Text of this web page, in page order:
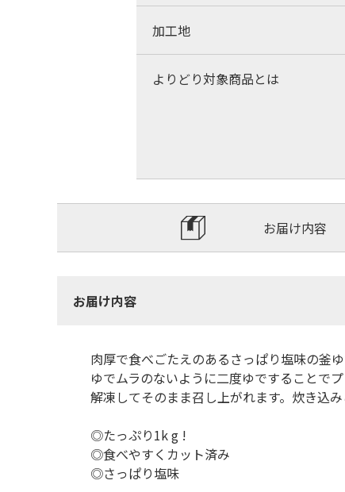
加工地
よりどり対象商品とは
お届け内容
お届け内容
肉厚で食べごたえのあるさっぱり塩味の釜ゆ
ゆでムラのないように二度ゆですることで
解凍してそのまま召し上がれます。炊き込
◎たっぷり1k g !
◎食べやすくカット済み
◎さっぱり塩味